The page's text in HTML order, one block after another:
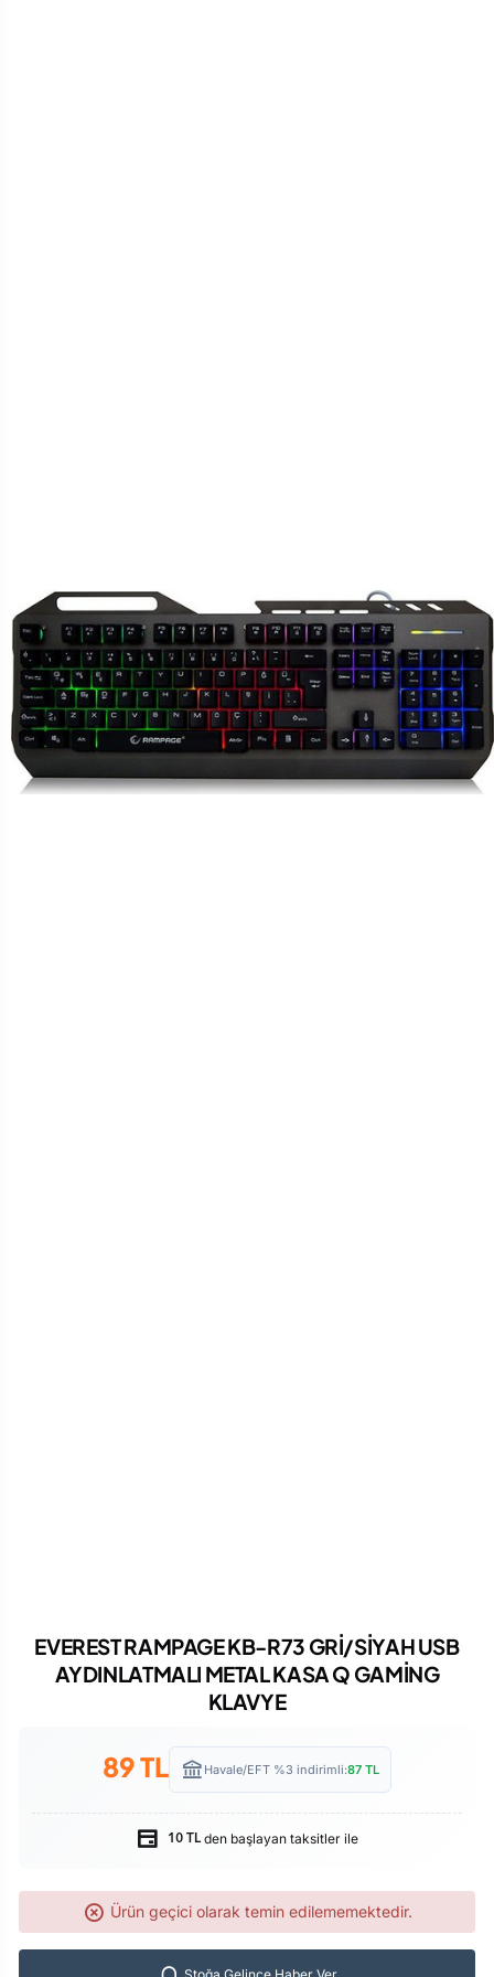
EVEREST RAMPAGE KB-R73 GRİ/SİYAH USB
AYDINLATMALI METAL KASA Q GAMİNG
KLAVYE
89TL Havale/EFT %3 indirimli:87 TL
10 TL den başlayan taksitler ile
Ürün geçici olarak temin edilememektedir.